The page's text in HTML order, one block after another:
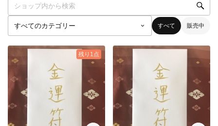
すべて 販売中
残り1点